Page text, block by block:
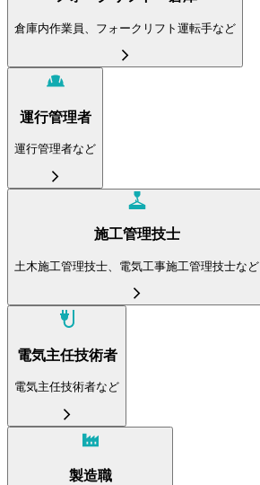
倉庫内作業員、フォークリフト運転手など
運行管理者
運行管理者など
施工管理技士
土木施工管理技士、電気工事施工管理技士など
電気主任技術者
電気主任技術者など
製造職